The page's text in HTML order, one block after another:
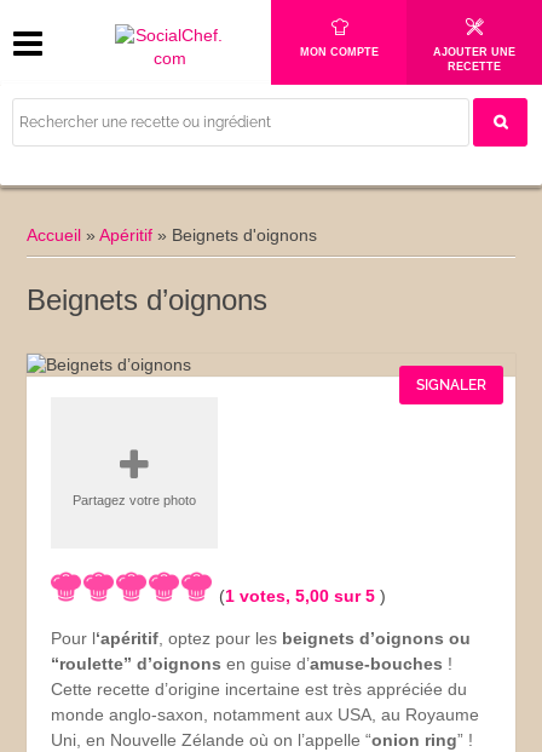
MON COMPTE
AJOUTER UNE
RECETTE
Accueil »Apéritif » Beignets d'oignons
Beignets d’oignons
SIGNALER
Partagez votre photo
(1 votes,5,00 sur 5)
Pour l‘apéritif , optez pour les beignets d’oignons ou
“roulette” d’oignons en guise d’amuse-bouches !
Cette recette d’origine incertaine est très appréciée du
monde anglo-saxon, notamment aux USA, au Royaume
Uni, en Nouvelle Zélande où on l’appelle “onion ring” !